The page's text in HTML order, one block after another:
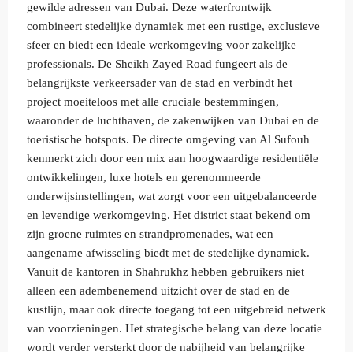
gewilde adressen van Dubai. Deze waterfrontwijk
combineert stedelijke dynamiek met een rustige, exclusieve
sfeer en biedt een ideale werkomgeving voor zakelijke
professionals. De Sheikh Zayed Road fungeert als de
belangrijkste verkeersader van de stad en verbindt het
project moeiteloos met alle cruciale bestemmingen,
waaronder de luchthaven, de zakenwijken van Dubai en de
toeristische hotspots. De directe omgeving van Al Sufouh
kenmerkt zich door een mix aan hoogwaardige residentiële
ontwikkelingen, luxe hotels en gerenommeerde
onderwijsinstellingen, wat zorgt voor een uitgebalanceerde
en levendige werkomgeving. Het district staat bekend om
zijn groene ruimtes en strandpromenades, wat een
aangename afwisseling biedt met de stedelijke dynamiek.
Vanuit de kantoren in Shahrukhz hebben gebruikers niet
alleen een adembenemend uitzicht over de stad en de
kustlijn, maar ook directe toegang tot een uitgebreid netwerk
van voorzieningen. Het strategische belang van deze locatie
wordt verder versterkt door de nabijheid van belangrijke